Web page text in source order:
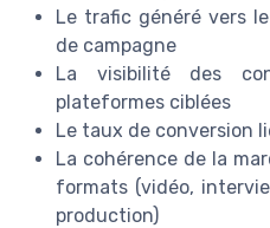
Le trafic généré vers
de campagne
La visibilité des
plateformes ciblées
Le taux de conversion
La cohérence de la
formats (vidéo,
production)